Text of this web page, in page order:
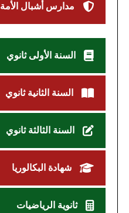
مدارس أشبال الأمة
السنة الأولى ثانوي
السنة الثانية ثانوي
السنة الثالثة ثانوي
شهادة البكالوريا
ثانوية الرياضيات